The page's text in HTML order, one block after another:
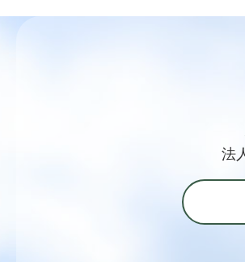
法